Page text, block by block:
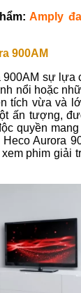
Amply
900AM
900AM sự lựa
nổi hoặc
tích vừa và
ấn tượng,
quyền
Aurora
phim giải